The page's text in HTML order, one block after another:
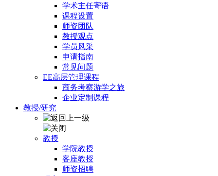
学术主任寄语
课程设置
师资团队
教授观点
学员风采
申请指南
常见问题
EE高层管理课程
商务考察游学之旅
企业定制课程
教授/研究
教授
学院教授
客座教授
师资招聘